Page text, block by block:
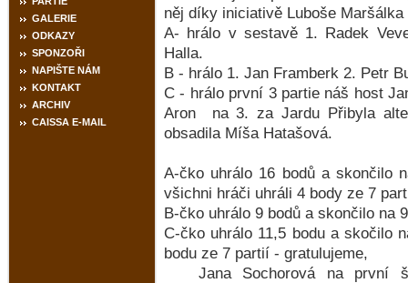
GALERIE
ODKAZY
SPONZOŘI
NAPIŠTE NÁM
KONTAKT
ARCHIV
CAISSA E-MAIL
něj díky iniciativě Luboše
A- hrálo v sestavě 1. Radek
Halla.
B - hrálo 1. Jan Framberk 2. Petr
C - hrálo první 3 partie náš host
Aron na 3. za Jardu Přibyla
obsadila Míša Hatašová.
A-čko uhrálo 16 bodů a skončilo
všichni hráči uhráli 4 body ze 7
B-čko uhrálo 9 bodů a skončilo na
C-čko uhrálo 11,5 bodu a skočilo
bodu ze 7 partií - gratulujeme,
Jana Sochorová na první